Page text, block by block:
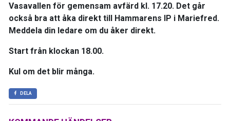
Vasavallen för gemensam avfärd kl. 17.20. Det går
också bra att åka direkt till Hammarens IP i Mariefred.
Meddela din ledare om du åker direkt.
Start från klockan 18.00.
Kul om det blir många.
DELA